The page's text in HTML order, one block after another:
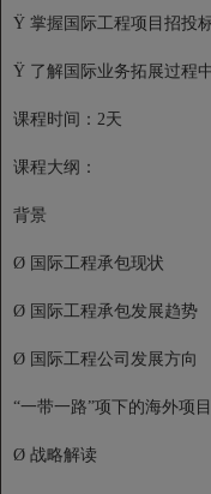
Ÿ 掌握国际工程项目招投
Ÿ 了解国际业务拓展过程
课程时间：2天
课程大纲：
背景
Ø 国际工程承包现状
Ø 国际工程承包发展趋势
Ø 国际工程公司发展方向
“一带一路”项下的海外项
Ø 战略解读